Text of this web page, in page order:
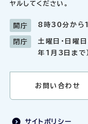
ヤルしてください。
開庁 8時30分から
閉庁
土曜日・日曜
年1月3日まで
お問い合わせ
サイトポリシー